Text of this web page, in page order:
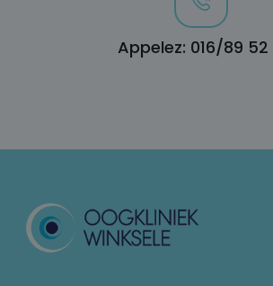
Appelez: 016/89 52